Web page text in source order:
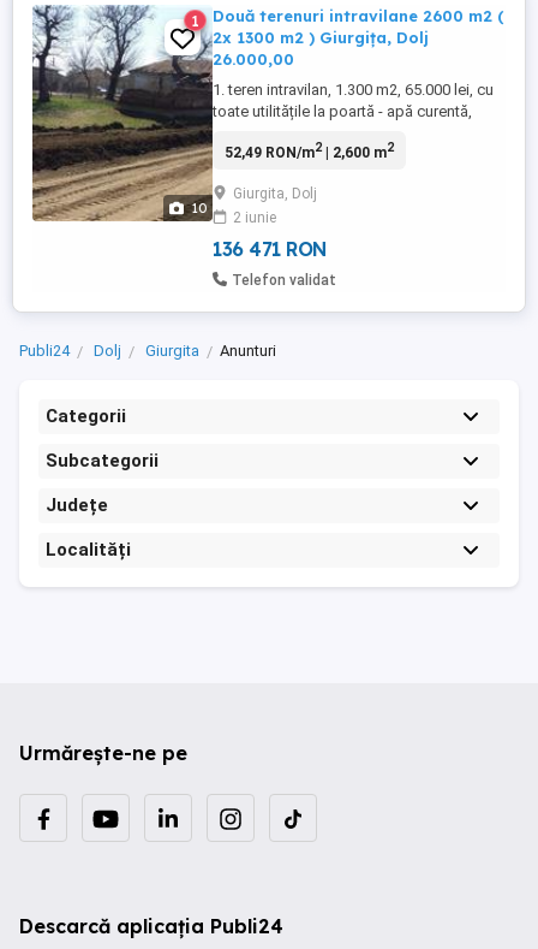
10
1
Două terenuri intravilane 2600 m2 (
2x 1300 m2 ) Giurgița, Dolj
26.000,00
1. teren intravilan, 1.300 m2, 65.000 lei, cu
toate utilitățile la poartă - apă curentă,
căruia se află o casă bătrînească. 2. teren
utilitățile la poartă - apă curentă,
canalizare, curent electric, gaze. Terenurile
...
52,49 RON/m2| 2,600 m2
Giurgita, Dolj
2 iunie
136 471 RON
Telefon validat
Publi24 Dolj Giurgita Anunturi
Categorii
Subcategorii
Județe
Localități
Urmărește-ne pe
Descarcă aplicația Publi24